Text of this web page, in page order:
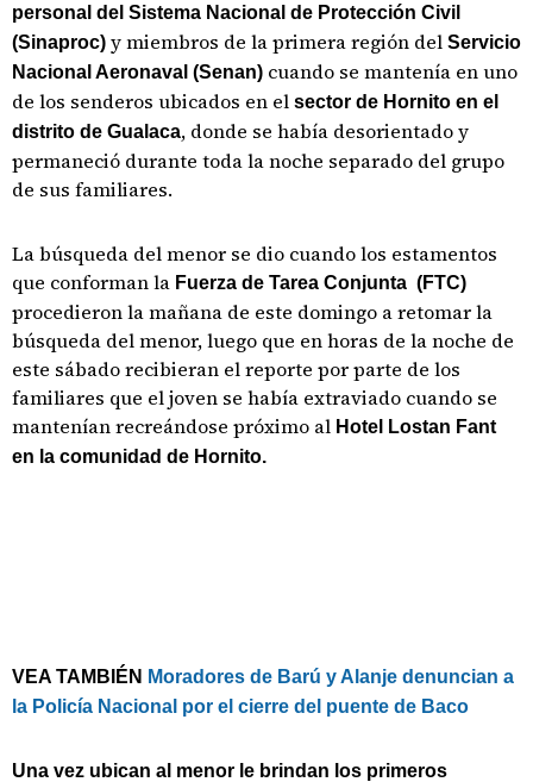
personal del Sistema Nacional de Protección Civil
(Sinaproc) y miembros de la primera región del Servicio
Nacional Aeronaval (Senan) cuando se mantenía en uno
de los senderos ubicados en el sector de Hornito en el
distrito de Gualaca, donde se había desorientado y
permaneció durante toda la noche separado del grupo
de sus familiares.
La búsqueda del menor se dio cuando los estamentos
que conforman la Fuerza de Tarea Conjunta (FTC)
procedieron la mañana de este domingo a retomar la
búsqueda del menor, luego que en horas de la noche de
este sábado recibieran el reporte por parte de los
familiares que el joven se había extraviado cuando se
mantenían recreándose próximo al Hotel Lostan Fant
en la comunidad de Hornito.
VEA TAMBIÉN Moradores de Barú y Alanje denuncian a
la Policía Nacional por el cierre del puente de Baco
Una vez ubican al menor le brindan los primeros